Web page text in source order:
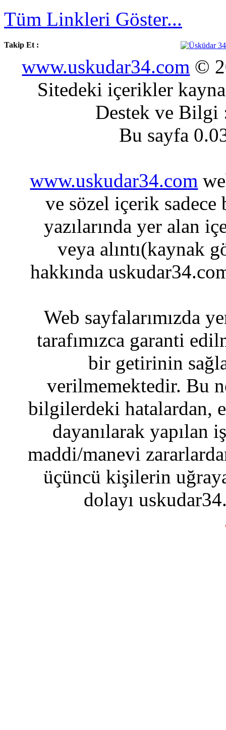
Tüm Linkleri Göster...
Takip Et :
www.uskudar34.com ©
Sitedeki içerikler
Destek ve
Bu sayfa
www.uskudar34.com
ve sözel içerik sadece
yazılarında yer alan
veya alıntı(kaynak
hakkında
Web sayfalarımızda
tarafımızca garanti
bir getirinin
verilmemektedir. Bu
bilgilerdeki hatalardan,
dayanılarak yapılan
maddi/manevi
üçüncü kişilerin
dolayı